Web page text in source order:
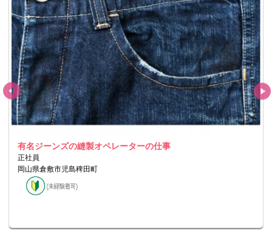
有名ジーンズの縫製オペレーターの仕事
正社員
岡山県倉敷市児島稗田町